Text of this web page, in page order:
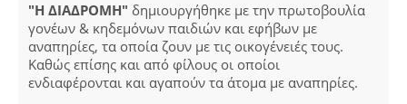
"Η ΔΙΑΔΡΟΜΗ" δημιουργήθηκε με την πρωτοβουλία
γονέων & κηδεμόνων παιδιών και εφήβων με
αναπηρίες, τα οποία ζουν με τις οικογένειές τους.
Καθώς επίσης και από φίλους οι οποίοι
ενδιαφέρονται και αγαπούν τα άτομα με αναπηρίες.